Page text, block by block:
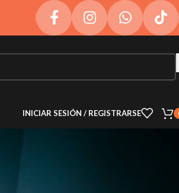
INICIAR SESIÓN / REGISTRARSE